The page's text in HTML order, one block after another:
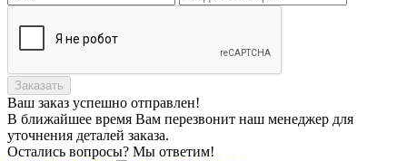
Заказать
Ваш заказ успешно отправлен!
В ближайшее время Вам перезвонит наш менеджер для
уточнения деталей заказа.
Остались вопросы? Мы ответим!